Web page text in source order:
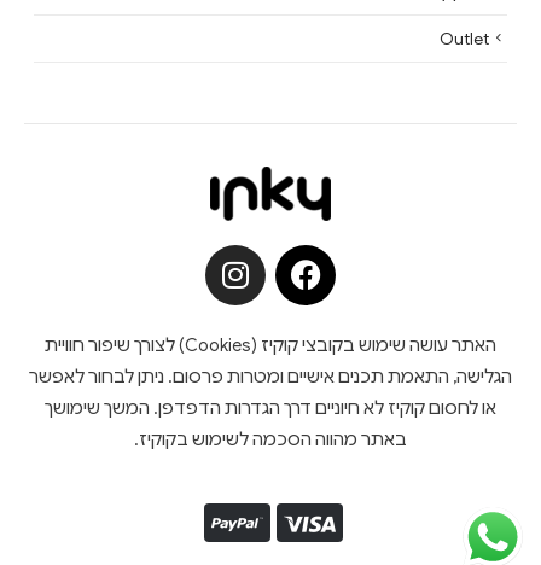
Outlet
האתר עושה שימוש בקובצי קוקיז (Cookies) לצורך שיפור חוויית
הגלישה, התאמת תכנים אישיים ומטרות פרסום. ניתן לבחור לאפשר
או לחסום קוקיז לא חיוניים דרך הגדרות הדפדפן. המשך שימושך
באתר מהווה הסכמה לשימוש בקוקיז.